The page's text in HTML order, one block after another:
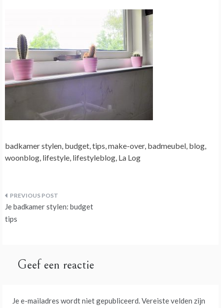
badkamer stylen, budget, tips, make-over, badmeubel, blog,
woonblog, lifestyle, lifestyleblog, La Log
Bericht
navigatie
Je badkamer stylen: budget
tips
Geef een reactie
Je e-mailadres wordt niet gepubliceerd.Vereiste velden zijn